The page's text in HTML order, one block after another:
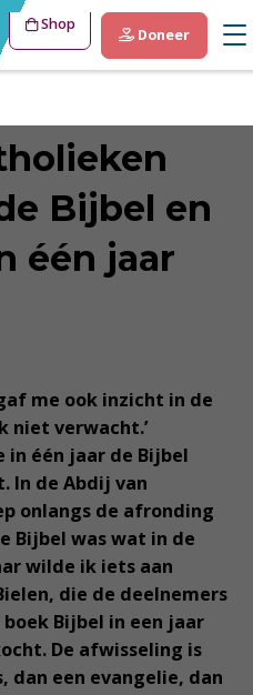
Shop
Doneer
Bijbel en
één jaar
me ook inzicht in de
niet verwacht.’
in één jaar de Bijbel
In de Abdij van
onlangs de afronding
Bijbel was wat in de
wilde ik iets aan
die de deelnemers
Bijbel in een jaar
De afwisseling is
dan een evangelie, dan